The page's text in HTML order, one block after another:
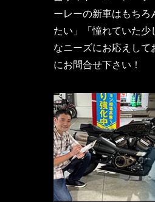
ーレーの新車はもちろ
たい」「憧れていた少
なニーズにお応えして
にお問合せ下さい！